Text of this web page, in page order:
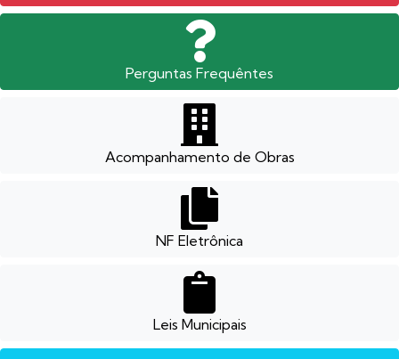
Perguntas Frequêntes
Acompanhamento de Obras
NF Eletrônica
Leis Municipais